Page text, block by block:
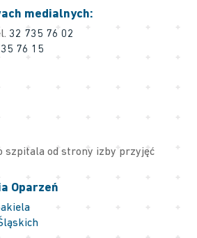
Oparzeń
medialnych:
32 735 76 02
76 15